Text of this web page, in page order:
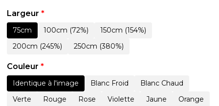
Largeur *
75cm 100cm (72%)
150cm (154%)
200cm (245%)
250cm (380%)
Couleur *
Identique à l'image Blanc Froid
Blanc Chaud
Verte
Rouge Rose Violette Jaune
Orange